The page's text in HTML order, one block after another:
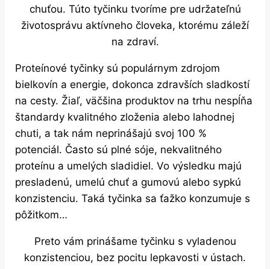
chuťou. Túto tyčinku tvoríme pre udržateľnú
životosprávu aktívneho človeka, ktorému záleží
na zdraví.
Proteínové tyčinky sú populárnym zdrojom
bielkovín a energie, dokonca zdravších sladkostí
na cesty. Žiaľ, väčšina produktov na trhu nespĺňa
štandardy kvalitného zloženia alebo lahodnej
chuti, a tak nám neprinášajú svoj 100 %
potenciál. Často sú plné sóje, nekvalitného
proteínu a umelých sladidiel. Vo výsledku majú
presladenú, umelú chuť a gumovú alebo sypkú
konzistenciu. Taká tyčinka sa ťažko konzumuje s
pôžitkom…
Preto vám prinášame tyčinku s vyladenou
konzistenciou, bez pocitu lepkavosti v ústach.